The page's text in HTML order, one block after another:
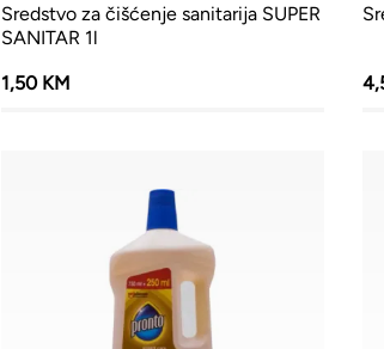
Sredstvo za čišćenje sanitarija SUPER
SANITAR 1l
1,50 KM